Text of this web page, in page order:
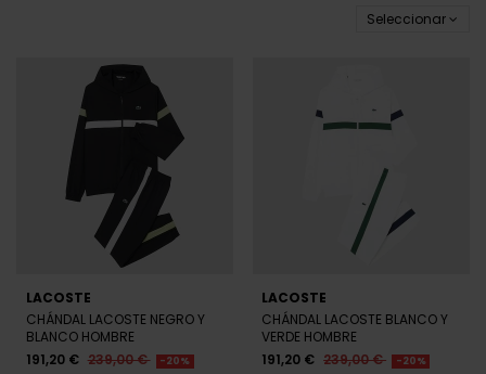
Seleccionar
LACOSTE
CHÁNDAL LACOSTE NEGRO Y
BLANCO HOMBRE
191,20 € 239,00 € -20%
LACOSTE
CHÁNDAL LACOSTE BLANCO Y
VERDE HOMBRE
191,20 € 239,00 € -20%